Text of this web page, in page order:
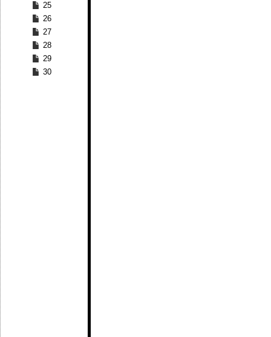
25
26
27
28
29
30